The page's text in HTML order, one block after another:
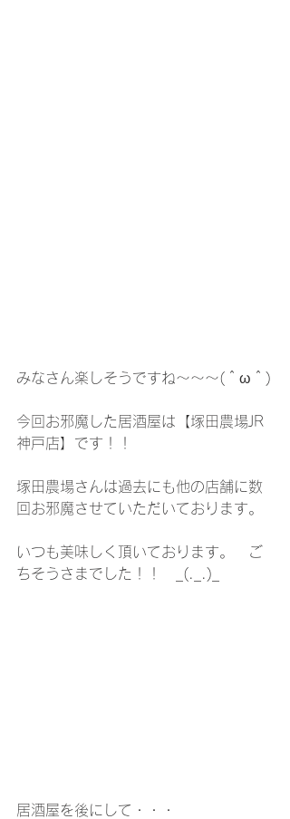
みなさん楽しそうですね～～～(＾ω＾)
今回お邪魔した居酒屋は【塚田農場JR
神戸店】です！！
塚田農場さんは過去にも他の店舗に数
回お邪魔させていただいております。
いつも美味しく頂いております。　ご
ちそうさまでした！！　_(._.)_
居酒屋を後にして・・・